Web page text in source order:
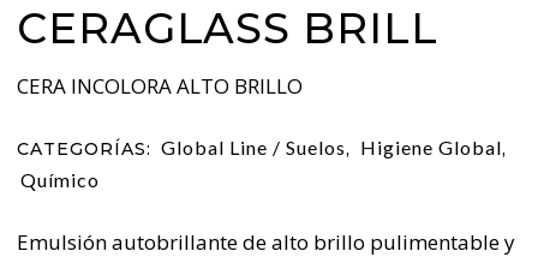
CERAGLASS BRILL
CERA INCOLORA ALTO BRILLO
CATEGORÍAS: Global Line / Suelos, Higiene Global,
Químico
Emulsión autobrillante de alto brillo pulimentable y